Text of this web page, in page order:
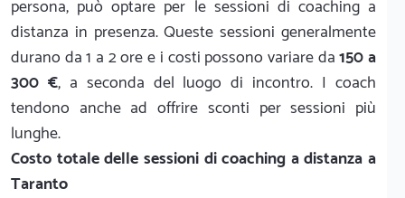
persona, può optare per le sessioni di coaching a
distanza in presenza. Queste sessioni generalmente
durano da 1 a 2 ore e i costi possono variare da150 a
300 €, a seconda del luogo di incontro. I coach
tendono anche ad offrire sconti per sessioni più
lunghe.
Costo totale delle sessioni di coaching a distanza a
Taranto